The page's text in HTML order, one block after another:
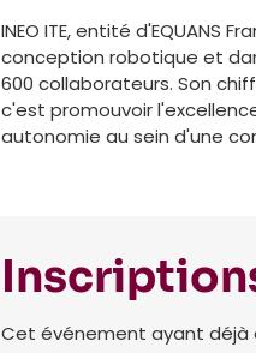
INEO ITE, entité d'EQUANS
conception robotique et
600 collaborateurs. Son
c'est promouvoir
autonomie au sein d'une
Cet événement ayant déjà